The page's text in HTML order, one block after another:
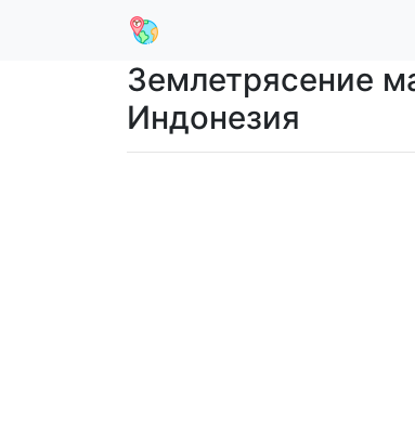
Землетрясение
Индонезия